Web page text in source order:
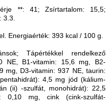
**: 41; Zsírtartalom: 15,5;
Energiaérték: 393 kcal / 100 g.
Tápértékkel rendelkező
NE, B1-vitamin: 15,6 mg, B2-
mg, D3-vitamin: 937 NE, taurin:
4,5 mg jód (kálium-
(ii) -szulfát, monohidrát): 22,5
0,10 mg, cink (cink-szulfát-